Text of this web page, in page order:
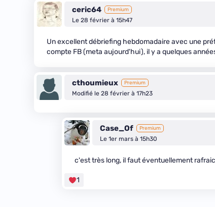
ceric64 Premium
Le 28 février à 15h47
Un excellent débriefing hebdomadaire avec une
compte FB (meta aujourd'hui), il y a quelques
cthoumieux Premium
Modifié le 28 février à 17h23
Case_Of Premium
Le 1er mars à 15h30
c'est très long, il faut éventuellement
1